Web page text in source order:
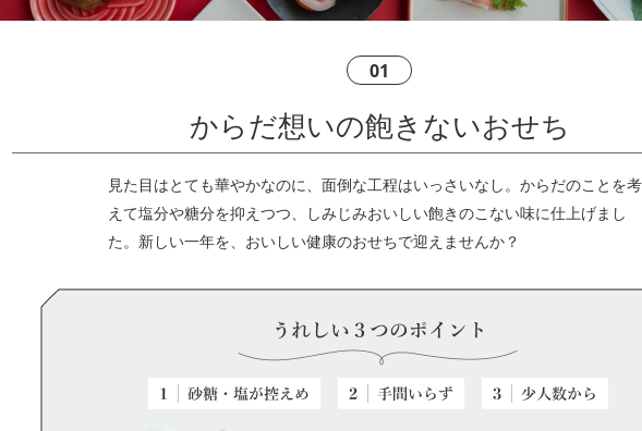
01
からだ想いの飽きないおせち
見た目はとても華やかなのに、面倒な工程はいっさいなし。からだのことを考
えて塩分や糖分を抑えつつ、しみじみおいしい飽きのこない味に仕上げまし
た。新しい一年を、おいしい健康のおせちで迎えませんか？